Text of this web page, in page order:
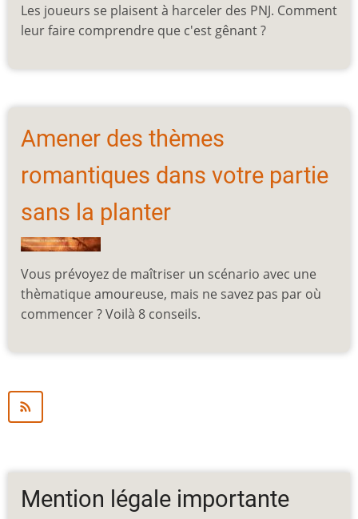
Les joueurs se plaisent à harceler des PNJ. Comment
leur faire comprendre que c'est gênant ?
Amener des thèmes
romantiques dans votre partie
sans la planter
Vous prévoyez de maîtriser un scénario avec une
thèmatique amoureuse, mais ne savez pas par où
commencer ? Voilà 8 conseils.
Mention légale importante